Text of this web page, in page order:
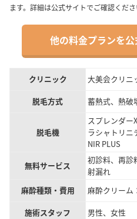
ます。詳細は公式サイトでご確認くださ
他の料金プランを
クリニック
大美会クリニ
脱毛方式
蓄熱式、熱破
脱毛機
スプレンダーX
ラシャトリニ
NIR PLUS
無料サービス
初診料、再診
射漏れ
麻酔種類・費用
麻酔クリーム
施術スタッフ
男性、女性